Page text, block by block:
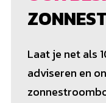
Laat je net als
adviseren en